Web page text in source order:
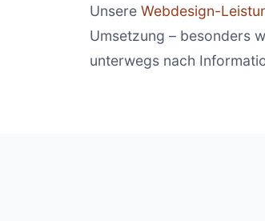
Unsere Webdesign-
Umsetzung – besonders
unterwegs nach